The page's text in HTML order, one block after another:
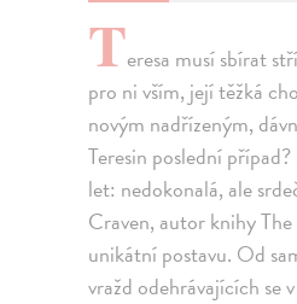
Teresa musí sbírat
pro ni vším, její těžká
novým nadřízeným,
Teresin poslední
let: nedokonalá, ale
Craven, autor knihy
unikátní postavu. Od
vražd odehrávajících se